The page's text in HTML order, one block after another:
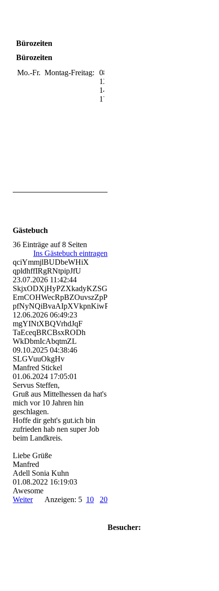
Bürozeiten
Bürozeiten
Mo.-Fr.Montag-Freitag:
08:00-
12:00
14:00-
17:00
Gästebuch
36 Einträge auf 8 Seiten
Ins Gästebuch eintragen
qciYmmjlBUDbeWHiX
qpldhffIRgRNtpipJfU
23.07.2026 11:42:44
SkjxODXjHyPZXkadyKZSGP
ErnCOHWecRpBZOuvszZpP
pfNyNQiBvaAIpXVkpnKiwPhG
12.06.2026 06:49:23
mgYINtXBQVrhdJqF
TaEceqBRCBsxRODh
WkDbmIcAbqtmZL
09.10.2025 04:38:46
SLGVuuOkgHv
Manfred Stickel
01.06.2024 17:05:01
Servus Steffen,
Gruß aus Mittelhessen da hat's
mich vor 10 Jahren hin
geschlagen.
Hoffe dir geht's gut.ich bin
zufrieden hab nen super Job
beim Landkreis.
Liebe Grüße
Manfred
Adell Sonia Kuhn
01.08.2022 16:19:03
Awesome
Weiter
Anzeigen: 5 10 20
Besucher: